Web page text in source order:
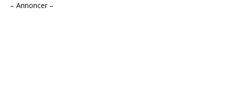
– Annoncer –